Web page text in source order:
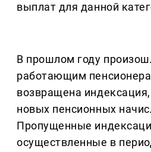
выплат для данной
В прошлом году
работающим
возвращена
новых пенсионных
Пропущенные
осуществленные в